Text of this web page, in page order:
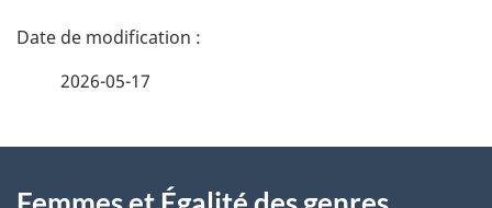
D
2026-05-17